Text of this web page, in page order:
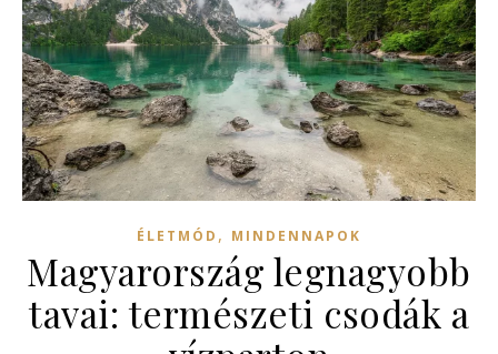
ÉLETMÓD , MINDENNAPOK
Magyarország legnagyobb
tavai: természeti csodák a